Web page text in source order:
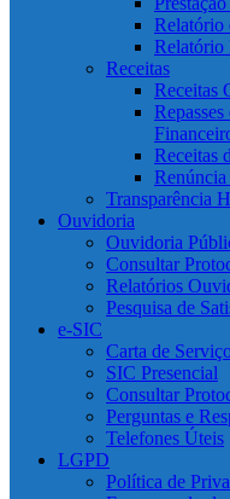
Relatório
Relatório
Receitas
Receitas
Receitas
Renúncia
Transparência
Ouvidoria
Ouvidoria
Consultar
Relatórios
Pesquisa de
e-SIC
Carta de
SIC Presencial
Consultar
Perguntas e
Telefones Úteis
LGPD
Política de